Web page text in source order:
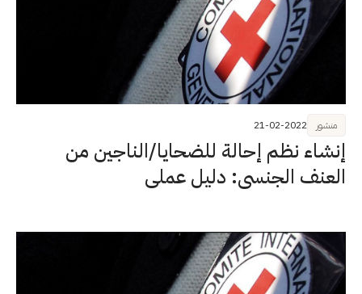
إنشاء نظم إحالة للضحايا/الناجين من
العنف الجنسي: دليل عملي
منشور 21-02-2022